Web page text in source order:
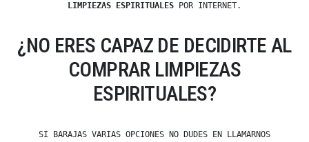
LIMPIEZAS ESPIRITUALES POR INTERNET.
¿NO ERES CAPAZ DE DECIDIRTE AL
COMPRAR LIMPIEZAS
ESPIRITUALES?
SI BARAJAS VARIAS OPCIONES NO DUDES EN LLAMARNOS